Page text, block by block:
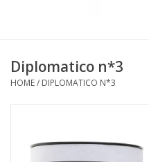
Bubbels & Vermout
Diplomatico n*3
HOME/ DIPLOMATICO N*3